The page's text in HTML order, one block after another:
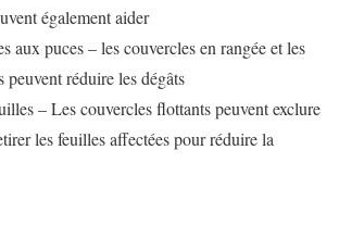
également aider
aux puces – les couvercles en rangée et les
peuvent réduire les dégâts
– Les couvercles flottants peuvent exclure
les feuilles affectées pour réduire la